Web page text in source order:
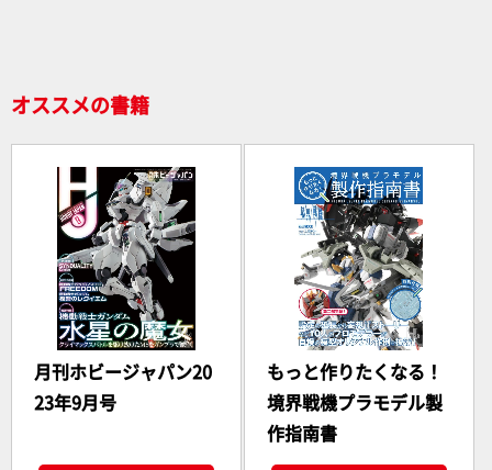
オススメの書籍
月刊ホビージャパン20
23年9月号
もっと作りたくなる！
境界戦機プラモデル製
作指南書